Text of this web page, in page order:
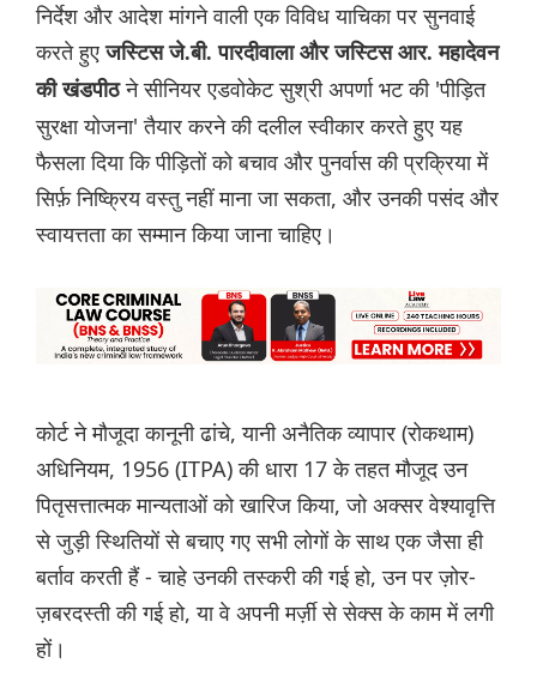
निर्देश और आदेश मांगने वाली एक विविध याचिका पर सुनवाई
करते हुएजस्टिस जे.बी. पारदीवाला और जस्टिस आर. महादेवन
की खंडपीठने सीनियर एडवोकेट सुश्री अपर्णा भट की 'पीड़ित
सुरक्षा योजना' तैयार करने की दलील स्वीकार करते हुए यह
फैसला दिया कि पीड़ितों को बचाव और पुनर्वास की प्रक्रिया में
सिर्फ़ निष्क्रिय वस्तु नहीं माना जा सकता, और उनकी पसंद और
स्वायत्तता का सम्मान किया जाना चाहिए।
कोर्ट ने मौजूदा कानूनी ढांचे, यानी अनैतिक व्यापार (रोकथाम)
अधिनियम, 1956 (ITPA) की धारा 17 के तहत मौजूद उन
पितृसत्तात्मक मान्यताओं को खारिज किया, जो अक्सर वेश्यावृत्ति
से जुड़ी स्थितियों से बचाए गए सभी लोगों के साथ एक जैसा ही
बर्ताव करती हैं - चाहे उनकी तस्करी की गई हो, उन पर ज़ोर-
ज़बरदस्ती की गई हो, या वे अपनी मर्ज़ी से सेक्स के काम में लगी
हों।